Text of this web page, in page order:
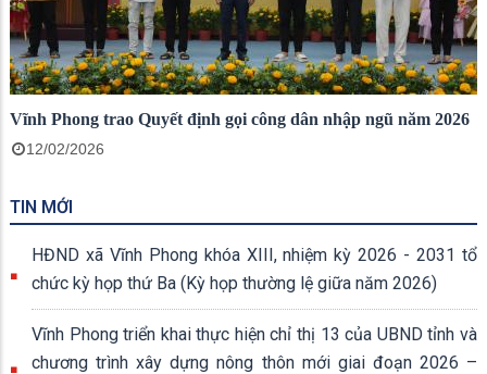
Vĩnh Phong trao Quyết định gọi công dân nhập ngũ năm 2026
12/02/2026
TIN MỚI
HĐND xã Vĩnh Phong khóa XIII, nhiệm kỳ 2026 - 2031 tổ
chức kỳ họp thứ Ba (Kỳ họp thường lệ giữa năm 2026)
Vĩnh Phong triển khai thực hiện chỉ thị 13 của UBND tỉnh và
chương trình xây dựng nông thôn mới giai đoạn 2026 –